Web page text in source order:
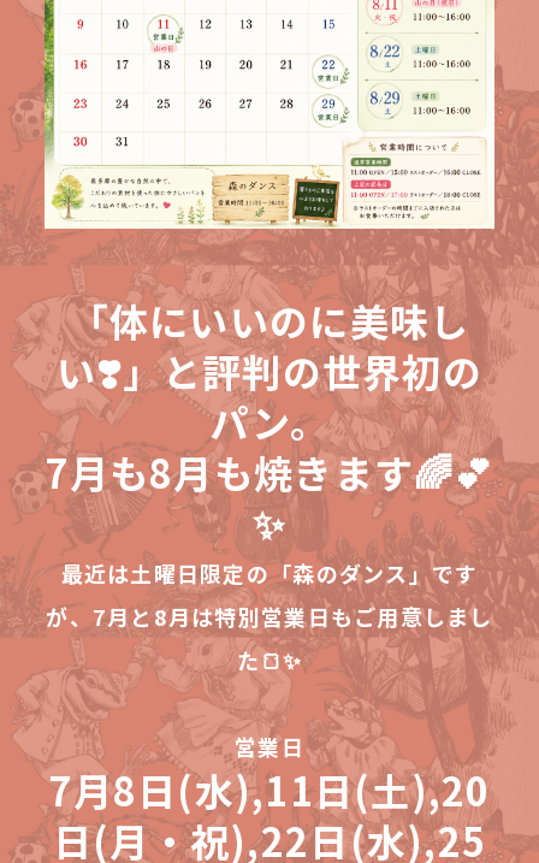
「体にいいのに美味し
い❣️」と評判の世界初の
パン。
7月も8月も焼きます🌈💕
✨
最近は土曜日限定の「森のダンス」です
が、7月と8月は特別営業日もご用意しまし
た🍞✨
営業日
7月8日(水),11日(土),20
日(月・祝),22日(水),25